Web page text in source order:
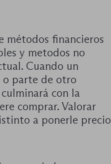
métodos financieros
y metodos no
Cuando un
o parte de otro
con la
comprar. Valorar
a ponerle precio